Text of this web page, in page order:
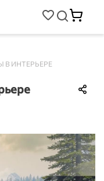
ИНТЕРЬЕРЕ